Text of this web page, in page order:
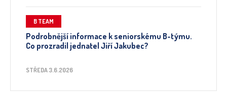
B TEAM
Podrobnější informace k seniorskému B-týmu.
Co prozradil jednatel Jiří Jakubec?
STŘEDA 3.6.2026